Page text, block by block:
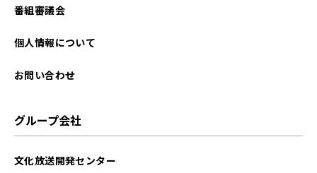
番組審議会
個人情報について
お問い合わせ
グループ会社
文化放送開発センター